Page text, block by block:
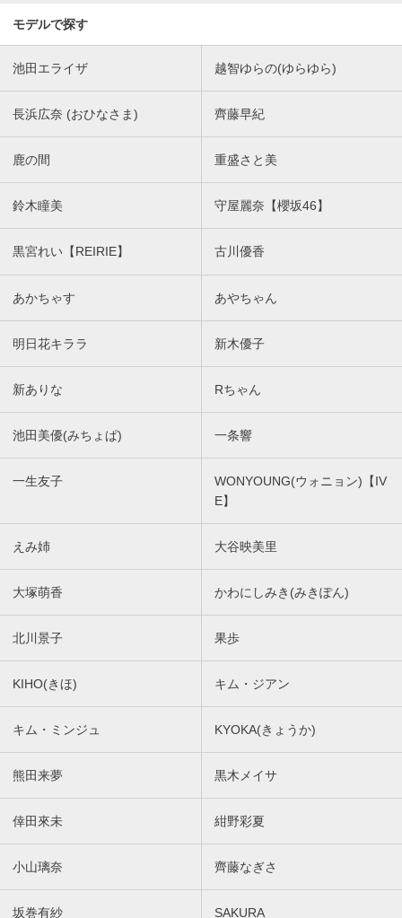
モデルで探す
池田エライザ 越智ゆらの(ゆらゆら)
長浜広奈 (おひなさま) 齊藤早紀
鹿の間 重盛さと美
鈴木瞳美 守屋麗奈【櫻坂46】
黒宮れい【REIRIE】 古川優香
あかちゃす あやちゃん
明日花キララ 新木優子
新ありな Rちゃん
池田美優(みちょぱ) 一条響
一生友子
WONYOUNG(ウォニョン)【IV
E】
えみ姉 大谷映美里
大塚萌香 かわにしみき(みきぽん)
北川景子 果歩
KIHO(きほ) キム・ジアン
キム・ミンジュ KYOKA(きょうか)
熊田来夢 黒木メイサ
倖田來未 紺野彩夏
小山璃奈 齊藤なぎさ
坂巻有紗 SAKURA